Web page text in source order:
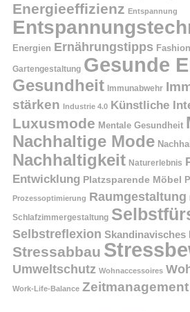
Energieeffizienz Entspannung
Energien Ernährungstipps
Gartengestaltung Gesunde
Gesundheit Immunabwehr
stärken Industrie 4.0 Künstliche
Luxusmode Mentale Gesundheit
Nachhaltige Mode
Nachhaltigkeit Naturerlebnis
Entwicklung Platzsparende Möbel
Prozessoptimierung Raumgestaltung
Schlafzimmergestaltung
Selbstreflexion Skandinavisches
Stressabbau
Umweltschutz Wohnaccessoires
Work-Life-Balance Zeitmanagement